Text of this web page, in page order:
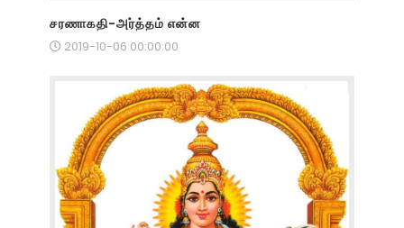
சரணாகதி-அர்த்தம் என்ன
2019-10-06 00:00:00